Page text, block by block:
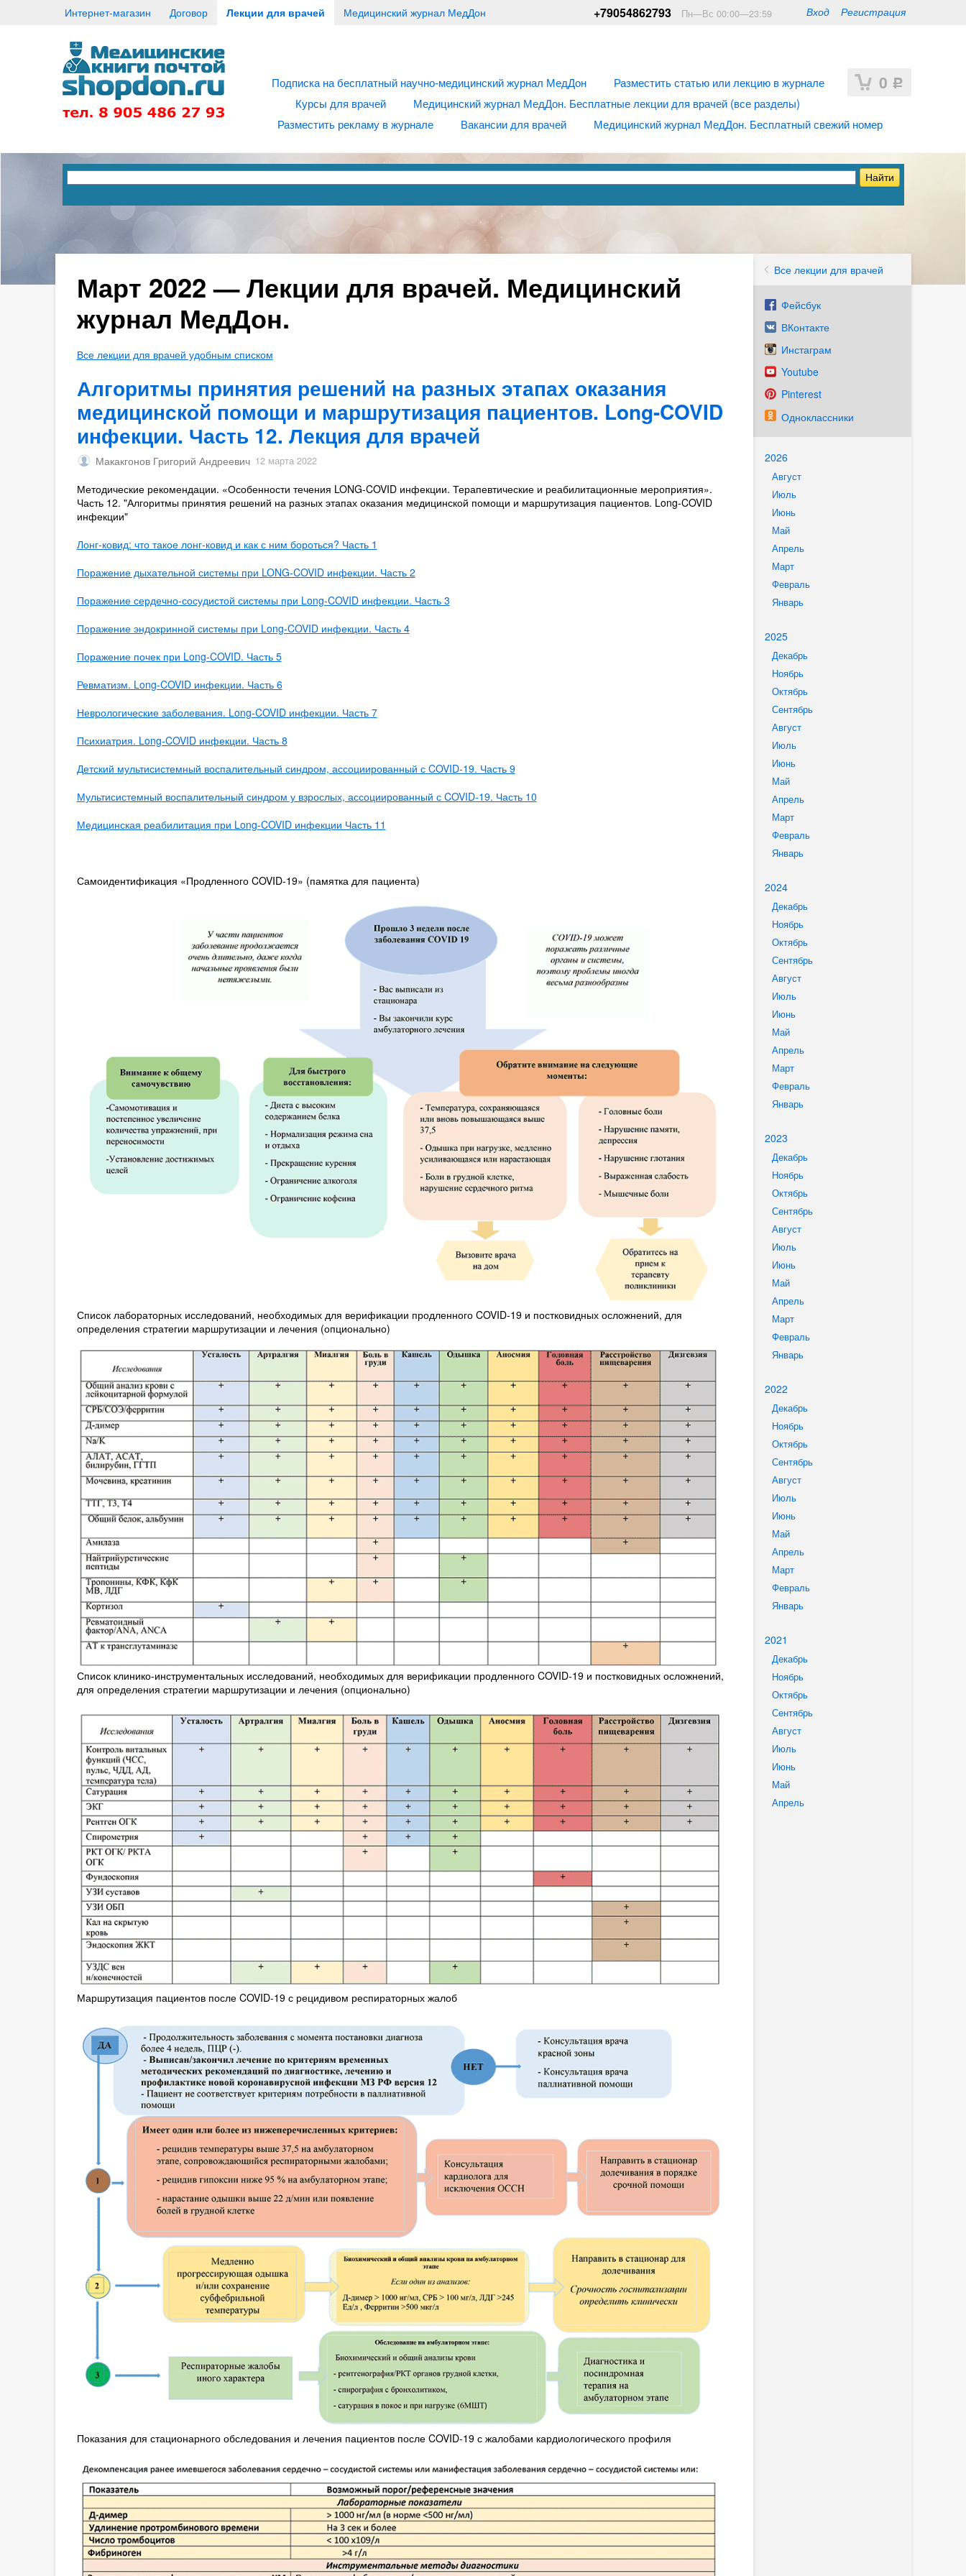
Интернет-магазин Договор Лекции для врачей Медицинский журнал МедДон Вход Регистрация
+79054862793 Пн—Вс 00:00—23:59
0 Р
Подписка на бесплатный научно-медицинский журнал МедДон
Разместить статью или лекцию в журнале
Курсы для врачей
Медицинский журнал МедДон. Бесплатные лекции для врачей (все разделы)
Разместить рекламу в журнале
Вакансии для врачей Медицинский журнал МедДон. Бесплатный свежий номер
Все лекции для врачей
Фейсбук
ВКонтакте
Инстаграм
Youtube
Pinterest
Одноклассники
2026
Август
Июль
Июнь
Май
Апрель
Март
Февраль
Январь
2025
Декабрь
Ноябрь
Октябрь
Сентябрь
Август
Июль
Июнь
Май
Апрель
Март
Февраль
Январь
2024
Декабрь
Ноябрь
Октябрь
Сентябрь
Август
Июль
Июнь
Май
Апрель
Март
Февраль
Январь
2023
Декабрь
Ноябрь
Октябрь
Сентябрь
Август
Июль
Июнь
Май
Апрель
Март
Февраль
Январь
2022
Декабрь
Ноябрь
Октябрь
Сентябрь
Август
Июль
Июнь
Май
Апрель
Март
Февраль
Январь
2021
Декабрь
Ноябрь
Октябрь
Сентябрь
Август
Июль
Июнь
Май
Апрель
Март 2022 — Лекции для врачей. Медицинский
журнал МедДон.
Все лекции для врачей удобным списком
Алгоритмы принятия решений на разных этапах оказания
медицинской помощи и маршрутизация пациентов. Long-COVID
инфекции. Часть 12. Лекция для врачей
Макакгонов Григорий Андреевич 12 марта 2022
Методические рекомендации. «Особенности течения LONG-COVID инфекции. Терапевтические и реабилитационные мероприятия».
Часть 12. "Алгоритмы принятия решений на разных этапах оказания медицинской помощи и маршрутизация пациентов. Long-COVID
инфекции"
Лонг-ковид: что такое лонг-ковид и как с ним бороться? Часть 1
Поражение дыхательной системы при LONG-COVID инфекции. Часть 2
Поражение сердечно-сосудистой системы при Long-COVID инфекции. Часть 3
Поражение эндокринной системы при Long-COVID инфекции. Часть 4
Поражение почек при Long-COVID. Часть 5
Ревматизм. Long-COVID инфекции. Часть 6
Неврологические заболевания. Long-COVID инфекции. Часть 7
Психиатрия. Long-COVID инфекции. Часть 8
Детский мультисистемный воспалительный синдром, ассоциированный с COVID-19. Часть 9
Мультисистемный воспалительный синдром у взрослых, ассоциированный с COVID-19. Часть 10
Медицинская реабилитация при Long-COVID инфекции Часть 11
Самоидентификация «Продленного COVID-19» (памятка для пациента)
Список лабораторных исследований, необходимых для верификации продленного COVID-19 и постковидных осложнений, для
определения стратегии маршрутизации и лечения (опционально)
Список клинико-инструментальных исследований, необходимых для верификации продленного COVID-19 и постковидных осложнений,
для определения стратегии маршрутизации и лечения (опционально)
Маршрутизация пациентов после COVID-19 с рецидивом респираторных жалоб
Показания для стационарного обследования и лечения пациентов после COVID-19 с жалобами кардиологического профиля